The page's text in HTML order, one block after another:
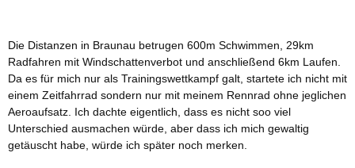
Die Distanzen in Braunau betrugen 600m Schwimmen, 29km
Radfahren mit Windschattenverbot und anschließend 6km Laufen.
Da es für mich nur als Trainingswettkampf galt, startete ich nicht mit
einem Zeitfahrrad sondern nur mit meinem Rennrad ohne jeglichen
Aeroaufsatz. Ich dachte eigentlich, dass es nicht soo viel
Unterschied ausmachen würde, aber dass ich mich gewaltig
getäuscht habe, würde ich später noch merken.